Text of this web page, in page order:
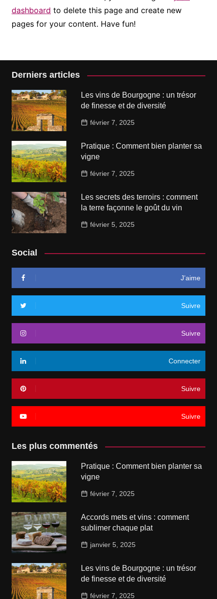
dashboard to delete this page and create new
pages for your content. Have fun!
Derniers articles
Les vins de Bourgogne : un trésor
de finesse et de diversité
février 7, 2025
Pratique : Comment bien planter sa
vigne
février 7, 2025
Les secrets des terroirs : comment
la terre façonne le goût du vin
février 5, 2025
Social
J’aime
Suivre
Suivre
Connecter
Suivre
Suivre
Les plus commentés
Pratique : Comment bien planter sa
vigne
février 7, 2025
Accords mets et vins : comment
sublimer chaque plat
janvier 5, 2025
Les vins de Bourgogne : un trésor
de finesse et de diversité
février 7, 2025